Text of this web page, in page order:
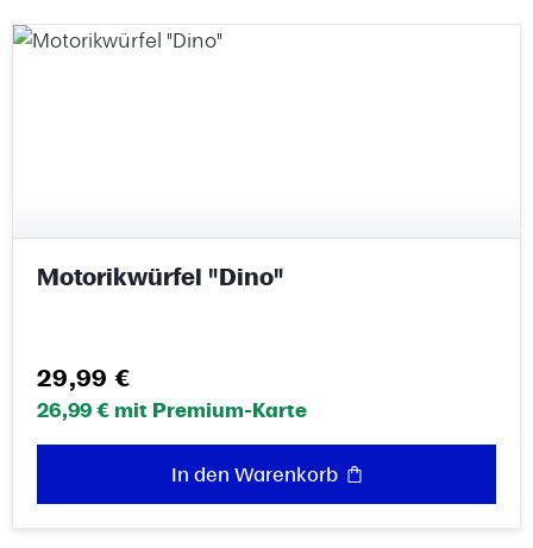
Motorikwürfel "Dino"
Regulärer Preis:
29,99 €
26,99 € mit Premium-Karte
In den Warenkorb